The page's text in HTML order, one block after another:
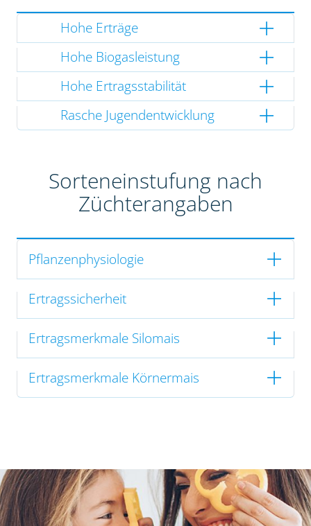
Hohe Erträge
Hohe Biogasleistung
Hohe Ertragsstabilität
Rasche Jugendentwicklung
Sorteneinstufung nach
Züchterangaben
Pflanzenphysiologie
Ertragssicherheit
Ertragsmerkmale Silomais
Ertragsmerkmale Körnermais